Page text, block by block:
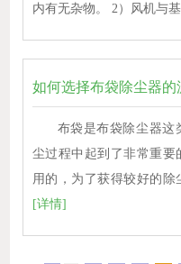
内有无杂物。 2）风机与
如何选择布袋除尘器的
布袋是布袋除尘器这
尘过程中起到了非常重要
用的，为了获得较好的
[详情]